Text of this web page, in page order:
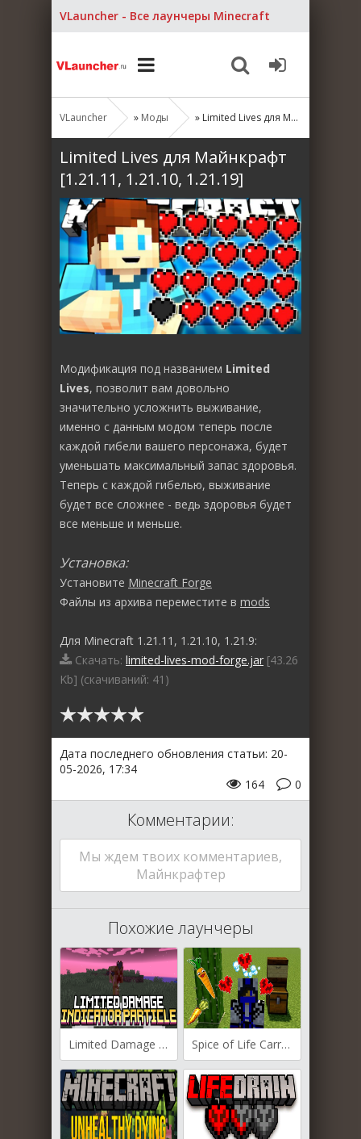
VLauncher - Все лаунчеры Minecraft
VLauncher » Моды » Limited Lives для Майнкрафт [1.21.11, 1.21.10, 1.21.19]
Limited Lives для Майнкрафт
[1.21.11, 1.21.10, 1.21.19]
Модификация под названием Limited
Lives, позволит вам довольно
значительно усложнить выживание,
именно с данным модом теперь после
каждой гибели вашего персонажа, будет
уменьшать максимальный запас здоровья.
Теперь с каждой гибелью, выживание
будет все сложнее - ведь здоровья будет
все меньше и меньше.
Установка:
Установите Minecraft Forge
Файлы из архива переместите в mods
Для Minecraft 1.21.11, 1.21.10, 1.21.9:
Скачать: limited-lives-mod-forge.jar [43.26
Kb] (cкачиваний: 41)
Дата последнего обновления статьи: 20-
05-2026, 17:34
0
164
Комментарии:
Мы ждем твоих комментариев,
Майнкрафтер
Похожие лаунчеры
Limited Damage Indicator Particle для Майнкрафт [1.21.4, 1.21.3, 1.21.1] Spice of Life Carrot Edition для Майнкрафт [1.20.1, 1.20, 1.19.2]